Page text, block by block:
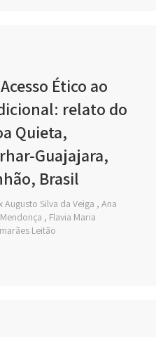
Ético ao
relato do
Quieta,
Guajajara,
Brasil
Silva da Veiga , Ana
, Flavia Maria
Leitão